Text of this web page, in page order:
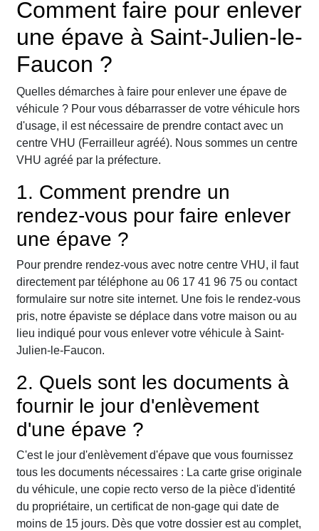
Comment faire pour enlever
une épave à Saint-Julien-le-
Faucon ?
Quelles démarches à faire pour enlever une épave de
véhicule ? Pour vous débarrasser de votre véhicule hors
d'usage, il est nécessaire de prendre contact avec un
centre VHU (Ferrailleur agréé). Nous sommes un centre
VHU agréé par la préfecture.
1. Comment prendre un
rendez-vous pour faire enlever
une épave ?
Pour prendre rendez-vous avec notre centre VHU, il faut
directement par téléphone au 06 17 41 96 75 ou contact
formulaire sur notre site internet. Une fois le rendez-vous
pris, notre épaviste se déplace dans votre maison ou au
lieu indiqué pour vous enlever votre véhicule à Saint-
Julien-le-Faucon.
2. Quels sont les documents à
fournir le jour d'enlèvement
d'une épave ?
C'est le jour d'enlèvement d'épave que vous fournissez
tous les documents nécessaires : La carte grise originale
du véhicule, une copie recto verso de la pièce d'identité
du propriétaire, un certificat de non-gage qui date de
moins de 15 jours. Dès que votre dossier est au complet,